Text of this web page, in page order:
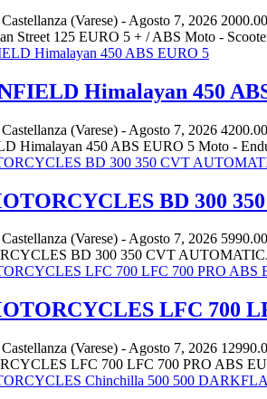
Castellanza (Varese) - Agosto 7, 2026
Street 125 EURO 5 + / ABS Moto -
Himalayan 450
Castellanza (Varese) - Agosto 7, 2026
Himalayan 450 ABS EURO 5 Moto -
BD 300
Castellanza (Varese) -Agosto 7, 2026
BD 300 350 CVT
LFC 700
Castellanza (Varese) - Agosto 7, 2026
LFC 700 LFC 700 PRO ABS